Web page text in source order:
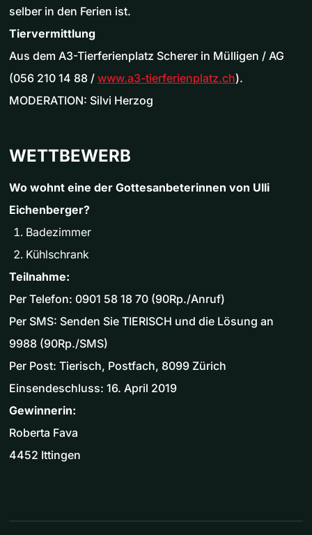
selber in den Ferien ist.
Tiervermittlung
Aus dem A3-Tierferienplatz Scherer in Mülligen / AG
(056 210 14 88 / www.a3-tierferienplatz.ch).
MODERATION: Silvi Herzog
WETTBEWERB
Wo wohnt eine der Gottesanbeterinnen von Ulli
Eichenberger?
Badezimmer
Kühlschrank
Teilnahme:
Per Telefon: 0901 58 18 70 (90Rp./Anruf)
Per SMS: Senden Sie TIERISCH und die Lösung an
9988 (90Rp./SMS)
Per Post: Tierisch, Postfach, 8099 Zürich
Einsendeschluss: 16. April 2019
Gewinnerin:
Roberta Fava
4452 Ittingen